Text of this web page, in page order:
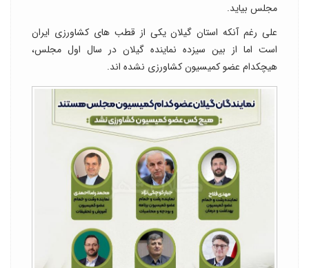
مجلس بیاید.
علی رغم آنکه استان گیلان یکی از قطب های کشاورزی ایران
است اما از بین سیزده نماینده گیلان در سال اول مجلس،
هیچکدام عضو کمیسیون کشاورزی نشده اند.